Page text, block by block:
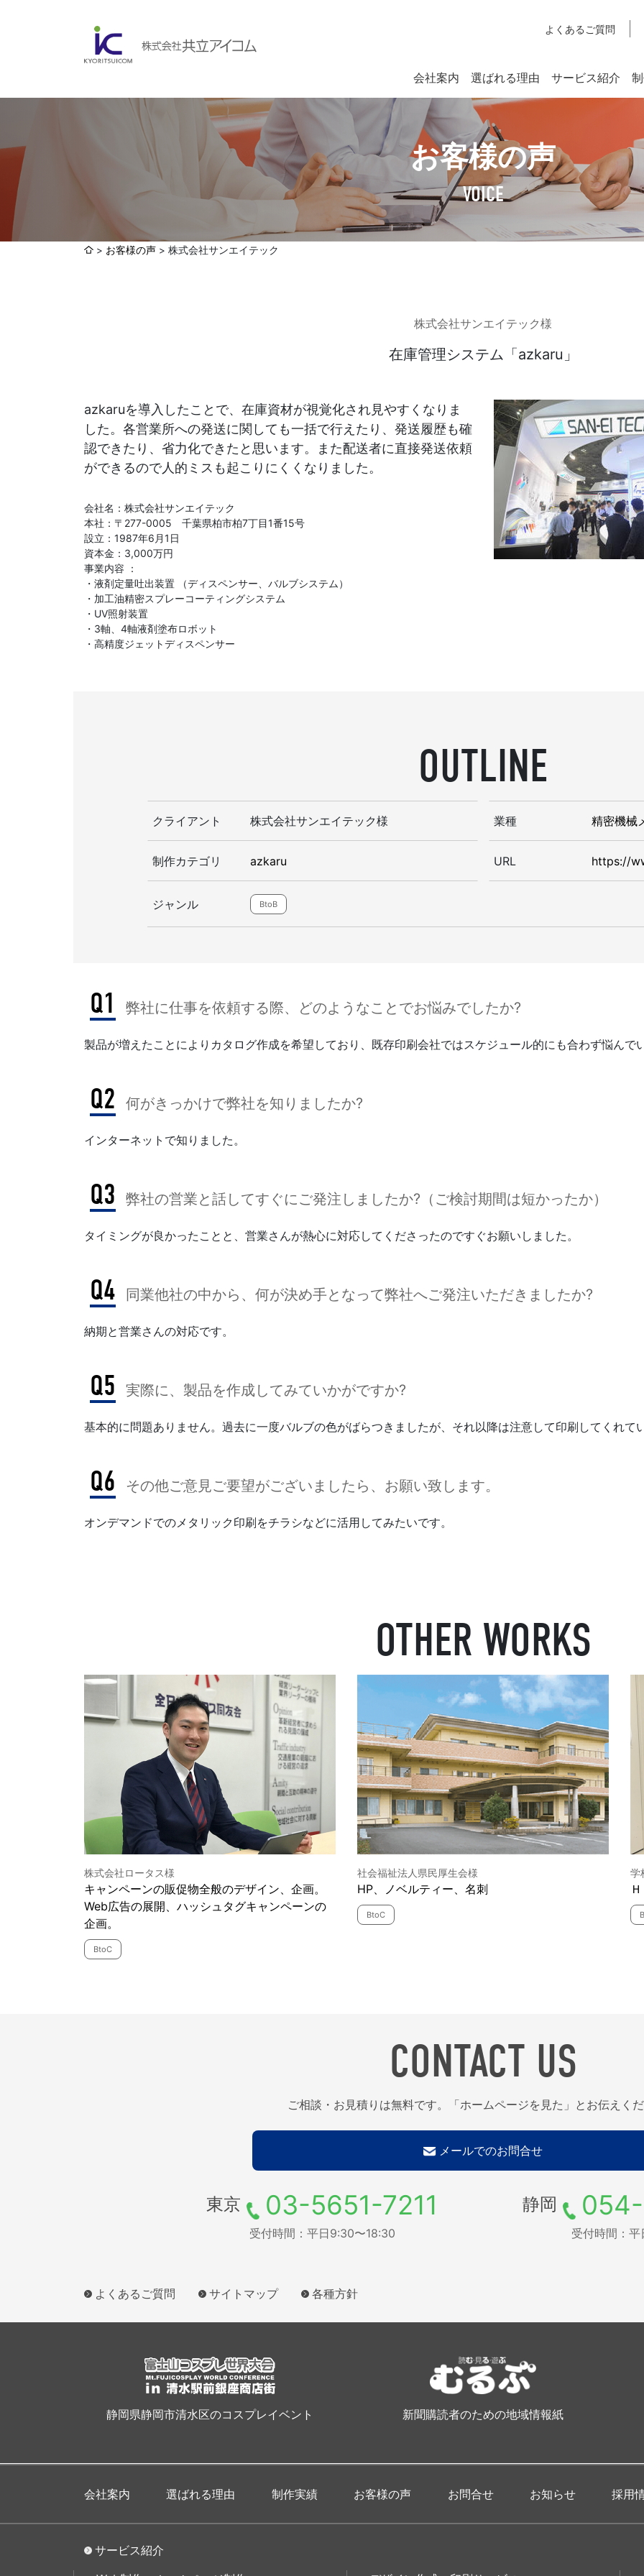
よくあるご質問
会社案内
会社案内 ABOUBT US
社長挨拶 企業理念
SDGsへの取り組みについて アクセスマップ
情報セキュリティ基本方針 個人情報・特定個人情報保護方針 個人情報の取扱いについ
中核的労働要求事項に関する方針声明 SECURITY ACTIONの「二つ星」宣言
選ばれる理由 サービス紹介
Web制作・ホームページ制作
ホームページ制作・運営
ランディングページ制作
Web分析・改善・コンサルティング
インターネット広告代行
システム開発
SYSTEM DEVELOPMENT
Webシステム開発
PLANNING
トータルプロモーション
ブランディング戦略
コンテンツ制作
周年事業
採用プロモーション
SHIPPING / DISTRIBUTION
在庫管理システム(azkaru)
お客様の声
VOICE
お客様の声 株式会社サンエイテック
株式会社サンエイテック様
在庫管理システム「azkaru」
azkaruを導入したことで、在庫資材が視覚化され見やすくなりま
した。各営業所への発送に関しても一括で行えたり、発送履歴も確
認できたり、省力化できたと思います。また配送者に直接発送依頼
ができるので人的ミスも起こりにくくなりました。
会社名：株式会社サンエイテック
本社：〒277-0005 千葉県柏市柏7丁目1番15号
設立：1987年6月1日
資本金：3,000万円
事業内容 ：
・液剤定量吐出装置 （ディスペンサー、バルブシステム）
・加工油精密スプレーコーティングシステム
・UV照射装置
・3軸、4軸液剤塗布ロボット
・高精度ジェットディスペンサー
OUTLINE
クライアント 株式会社サンエイテック様 業種 精密機械
制作カテゴリ azkaru URL https://
ジャンル BtoB
Q1 弊社に仕事を依頼する際、どのようなことでお悩みでしたか?
製品が増えたことによりカタログ作成を希望しており、既存印刷会社ではスケジュール的にも合わず悩んで
Q2 何がきっかけで弊社を知りましたか?
インターネットで知りました。
Q3 弊社の営業と話してすぐにご発注しましたか?（ご検討期間は短かったか）
タイミングが良かったことと、営業さんが熱心に対応してくださったのですぐお願いしました。
Q4 同業他社の中から、何が決め手となって弊社へご発注いただきましたか?
納期と営業さんの対応です。
Q5 実際に、製品を作成してみていかがですか?
基本的に問題ありません。過去に一度バルブの色がばらつきましたが、それ以降は注意して印刷してくれて
Q6 その他ご意見ご要望がございましたら、お願い致します。
オンデマンドでのメタリック印刷をチラシなどに活用してみたいです。
OTHER WORKS
株式会社ロータス様
キャンペーンの販促物全般のデザイン、企画。
Web広告の展開、ハッシュタグキャンペーンの
企画。
BtoC
社会福祉法人県民厚生会様
HP、ノベルティー、名刺
BtoC
学
CONTACT US
ご相談・お見積りは無料です。「ホームページを見た」とお伝えく
メールでのお問合せ
東京 03-5651-7211
受付時間：平日9:30〜18:30
静岡
受付時間：
よくあるご質問 サイトマップ 各種方針
静岡県静岡市清水区のコスプレイベント 新聞購読者のための地域情報紙
会社案内 選ばれる理由 制作実績 お客様の声 お問合せ お知らせ 採用
サービス紹介